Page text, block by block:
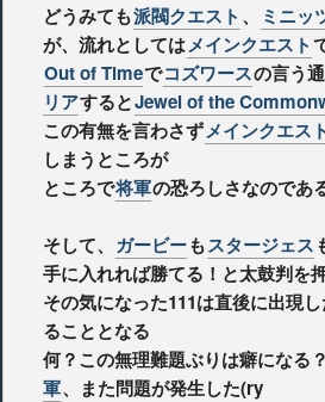
どうみても派閥クエスト 、 ミニッ
が、流れとしてはメインクエスト
Out of Timeでコズワースの言う
リアするとJewel of the
この有無を言わさずメインクエスト
しまうところが
ところで将軍の恐ろしさなのであ
そして、 ガービーもスタージェス
手に入れれば勝てる！と太鼓判を
その気になった111は直後に出現し
ることとなる
何？この無理難題ぶりは癖になる
軍、また問題が発生した(ry